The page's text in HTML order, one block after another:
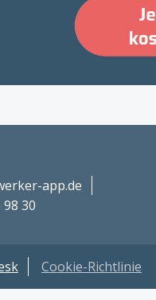
app.de
30
Cookie-Richtlinie